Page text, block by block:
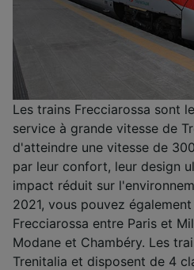
Les trains Frecciarossa sont
service à grande vitesse de
d'atteindre une vitesse de
par leur confort, leur design
impact réduit sur
2021, vous pouvez
Frecciarossa entre Paris et
Modane et Chambéry. Les
Trenitalia et disposent de 4